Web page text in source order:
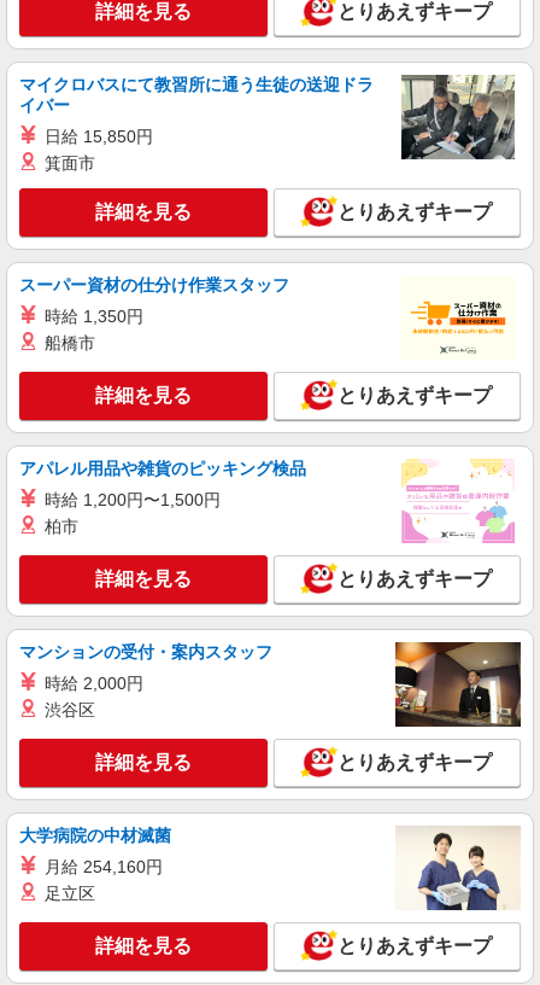
詳細を見る とりあえずキープ
マイクロバスにて教習所に通う生徒の送迎ドラ
イバー
日給 15,850円
箕面市
詳細を見る とりあえずキープ
スーパー資材の仕分け作業スタッフ
時給 1,350円
船橋市
詳細を見る とりあえずキープ
アパレル用品や雑貨のピッキング検品
時給 1,200円〜1,500円
柏市
詳細を見る とりあえずキープ
マンションの受付・案内スタッフ
時給 2,000円
渋谷区
詳細を見る とりあえずキープ
大学病院の中材滅菌
月給 254,160円
足立区
詳細を見る とりあえずキープ